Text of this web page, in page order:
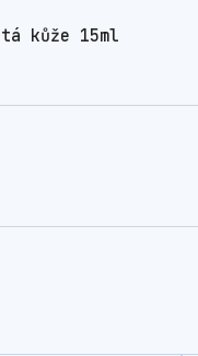
kůže 15ml